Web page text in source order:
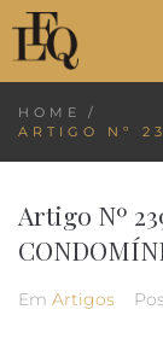
HOME
/
ARTIGO Nº
Artigo Nº
Em Artigos